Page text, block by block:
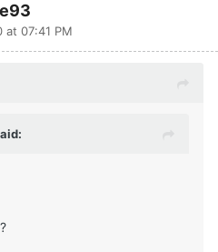
at 07:41 PM